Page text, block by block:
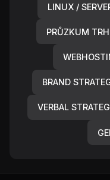
LINUX /
PRŮZKUM
BRAND
VERBAL